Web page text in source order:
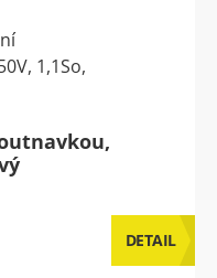
DETAIL